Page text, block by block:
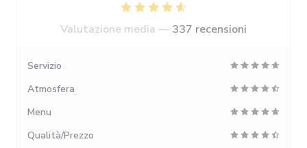
Valutazione media — 337 recensioni
Servizio
Atmosfera
Menu
Qualità/Prezzo